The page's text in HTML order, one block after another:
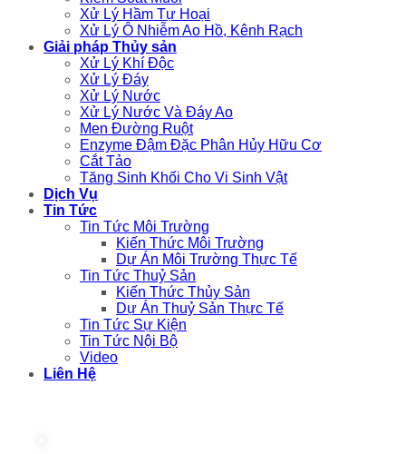
Xử Lý Hầm Tự Hoại
Xử Lý Ô Nhiễm Ao Hồ, Kênh Rạch
Giải pháp Thủy sản
Xử Lý Khí Độc
Xử Lý Đáy
Xử Lý Nước
Xử Lý Nước Và Đáy Ao
Men Đường Ruột
Enzyme Đậm Đặc Phân Hủy Hữu Cơ
Cắt Tảo
Tăng Sinh Khối Cho Vi Sinh Vật
Dịch Vụ
Tin Tức
Tin Tức Môi Trường
Kiến Thức Môi Trường
Dự Án Môi Trường Thực Tế
Tin Tức Thuỷ Sản
Kiến Thức Thủy Sản
Dự Án Thuỷ Sản Thực Tế
Tin Tức Sự Kiện
Tin Tức Nội Bộ
Video
Liên Hệ